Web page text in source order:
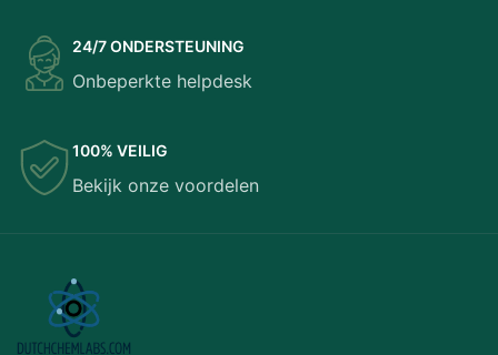
24/7 ONDERSTEUNING
Onbeperkte helpdesk
100% VEILIG
Bekijk onze voordelen